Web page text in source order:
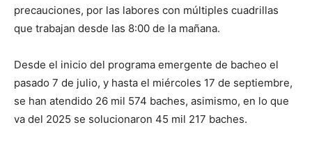
precauciones, por las labores con múltiples cuadrillas
que trabajan desde las 8:00 de la mañana.
Desde el inicio del programa emergente de bacheo el
pasado 7 de julio, y hasta el miércoles 17 de septiembre,
se han atendido 26 mil 574 baches, asimismo, en lo que
va del 2025 se solucionaron 45 mil 217 baches.